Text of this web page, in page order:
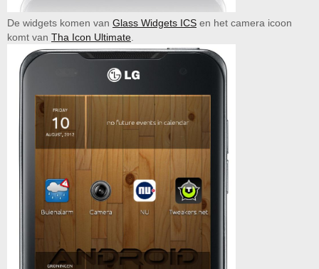
De widgets komen van Glass Widgets ICS en het camera icoon
komt van Tha Icon Ultimate